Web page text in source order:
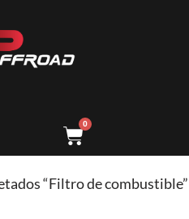
0
“Filtro de combustible”